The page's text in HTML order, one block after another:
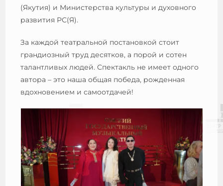
(Якутия) и Министерства культуры и духовного
развития РС(Я).
За каждой театральной постановкой стоит
грандиозный труд десятков, а порой и сотен
талантливых людей. Спектакль не имеет одного
автора – это наша общая победа, рожденная
вдохновением и самоотдачей!